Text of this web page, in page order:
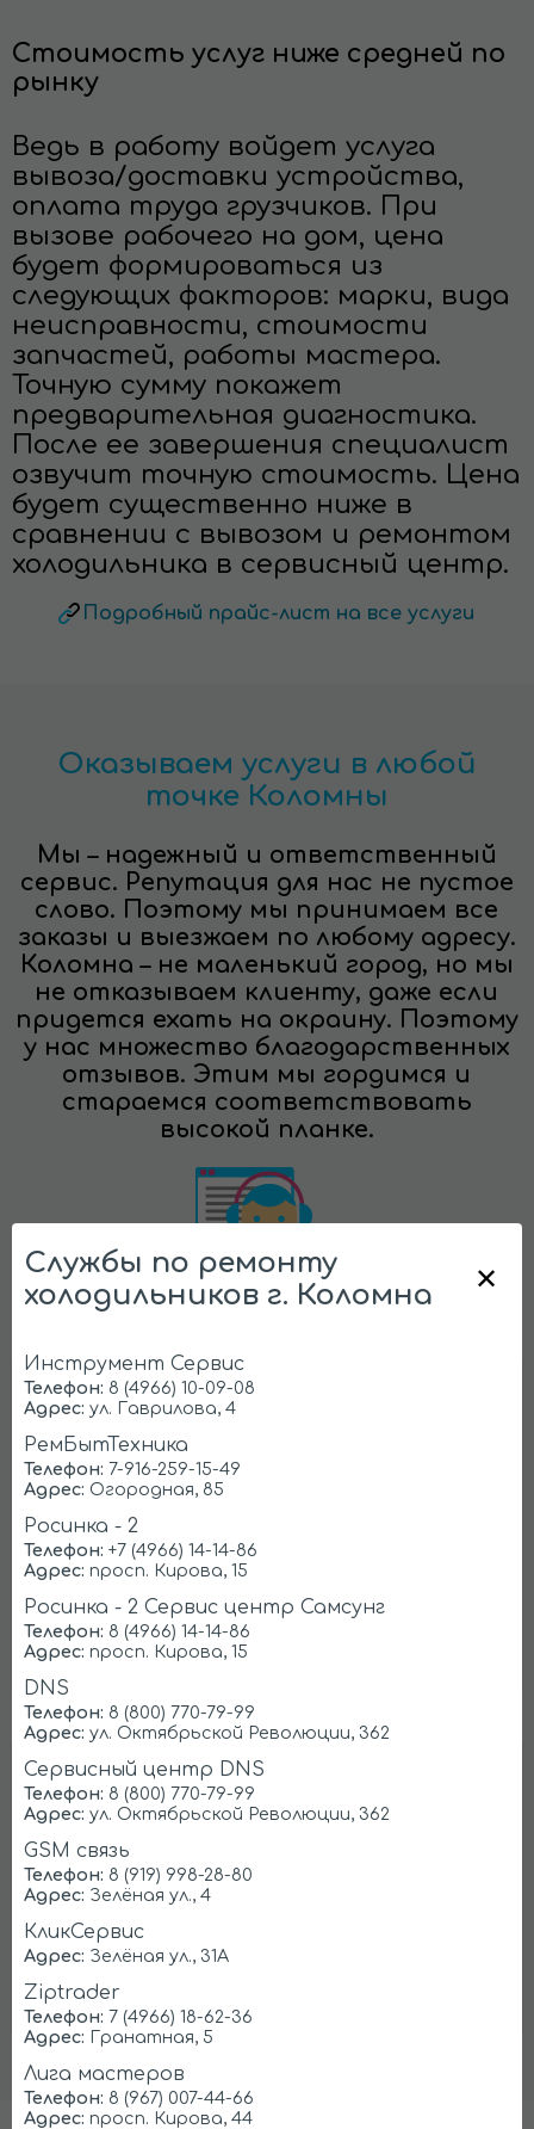
Стоимость услуг ниже средней по
рынку
Ведь в работу войдет услуга
вывоза/доставки устройства,
оплата труда грузчиков. При
вызове рабочего на дом, цена
будет формироваться из
следующих факторов: марки, вида
неисправности, стоимости
запчастей, работы мастера.
Точную сумму покажет
предварительная диагностика.
После ее завершения специалист
озвучит точную стоимость. Цена
будет существенно ниже в
сравнении с вывозом и ремонтом
холодильника в сервисный центр.
Подробный прайс-лист на все услуги
Оказываем услуги в любой
точке Коломны
Мы – надежный и ответственный
сервис. Репутация для нас не пустое
слово. Поэтому мы принимаем все
заказы и выезжаем по любому адресу.
Коломна – не маленький город, но мы
не отказываем клиенту, даже если
придется ехать на окраину. Поэтому
у нас множество благодарственных
отзывов. Этим мы гордимся и
стараемся соответствовать
высокой планке.
Позвоните нам!
Без выходных с 8:00 до 22:00
Справочник
Бесплатно проконсультируем и
ответим на
Ищем партнеров в Коломне
Предоставляем
холодильников
Регистрация
Службы по ремонту
холодильников г. Коломна
Инструмент Сервис
Телефон: 8 (4966) 10-09-08
Адрес: ул. Гаврилова, 4
РемБытТехника
Телефон: 7-916-259-15-49
Адрес: Огородная, 85
Росинка - 2
Телефон: +7 (4966) 14-14-86
Адрес: просп. Кирова, 15
Росинка - 2 Сервис центр Самсунг
Телефон: 8 (4966) 14-14-86
Адрес: просп. Кирова, 15
DNS
Телефон: 8 (800) 770-79-99
Адрес: ул. Октябрьской Революции, 362
Сервисный центр DNS
Телефон: 8 (800) 770-79-99
Адрес: ул. Октябрьской Революции, 362
GSM связь
Телефон: 8 (919) 998-28-80
Адрес: Зелёная ул., 4
КликСервис
Адрес: Зелёная ул., 31А
Ziptrader
Телефон: 7 (4966) 18-62-36
Адрес: Гранатная, 5
Лига мастеров
Телефон: 8 (967) 007-44-66
Адрес: просп. Кирова, 44